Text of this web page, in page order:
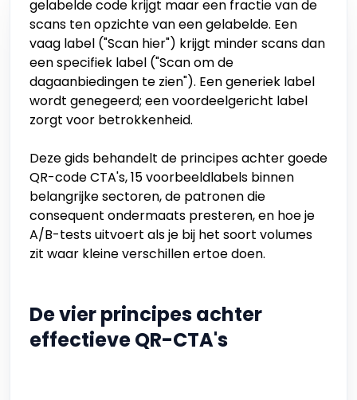
gelabelde code krijgt maar een fractie van de
scans ten opzichte van een gelabelde. Een
vaag label ("Scan hier") krijgt minder scans dan
een specifiek label ("Scan om de
dagaanbiedingen te zien"). Een generiek label
wordt genegeerd; een voordeelgericht label
zorgt voor betrokkenheid.
Deze gids behandelt de principes achter goede
QR-code CTA's, 15 voorbeeldlabels binnen
belangrijke sectoren, de patronen die
consequent ondermaats presteren, en hoe je
A/B-tests uitvoert als je bij het soort volumes
zit waar kleine verschillen ertoe doen.
De vier principes achter
effectieve QR-CTA's